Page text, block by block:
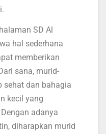
SD Al
hal sederhana
memberikan
sana, murid-
sehat dan bahagia
kecil yang
adanya
diharapkan murid